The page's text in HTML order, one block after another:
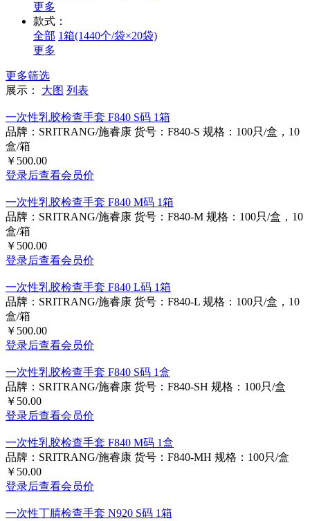
更多
款式：
全部 1箱(1440个/袋×20袋)
更多
更多筛选
展示：
大图 列表
一次性乳胶检查手套 F840 S码 1箱
品牌：SRITRANG/施睿康 货号：F840-S 规格：100只/盒，10
盒/箱
￥500.00
登录后查看会员价
一次性乳胶检查手套 F840 M码 1箱
品牌：SRITRANG/施睿康 货号：F840-M 规格：100只/盒，10
盒/箱
￥500.00
登录后查看会员价
一次性乳胶检查手套 F840 L码 1箱
品牌：SRITRANG/施睿康 货号：F840-L 规格：100只/盒，10
盒/箱
￥500.00
登录后查看会员价
一次性乳胶检查手套 F840 S码 1盒
品牌：SRITRANG/施睿康 货号：F840-SH 规格：100只/盒
￥50.00
登录后查看会员价
一次性乳胶检查手套 F840 M码 1盒
品牌：SRITRANG/施睿康 货号：F840-MH 规格：100只/盒
￥50.00
登录后查看会员价